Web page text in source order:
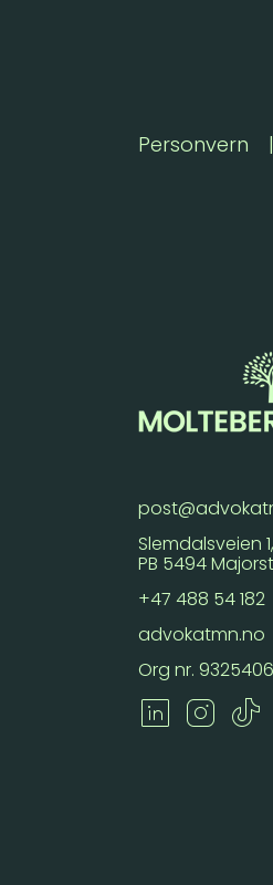
Personvern
Slemdalsveien
PB 5494
+47 488 54 182
advokatmn.no
Org nr.